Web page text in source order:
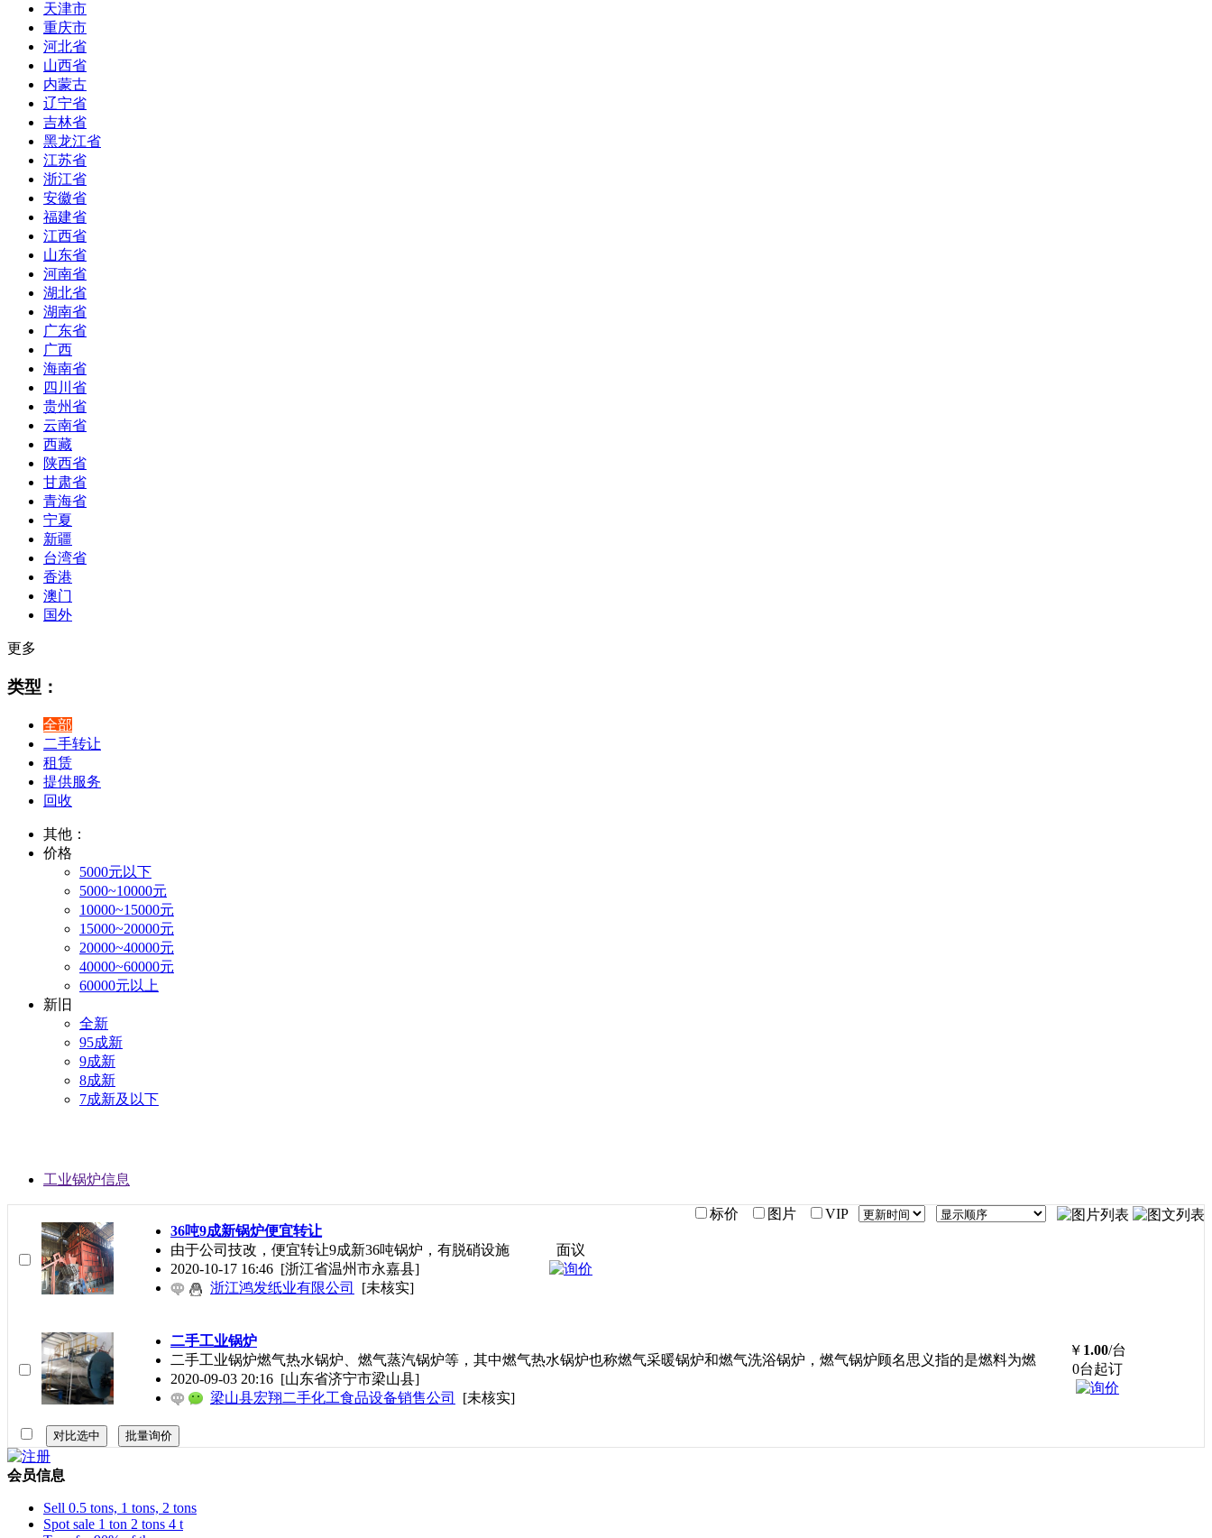
天津市
重庆市
河北省
山西省
内蒙古
辽宁省
吉林省
黑龙江省
江苏省
浙江省
安徽省
福建省
江西省
山东省
河南省
湖北省
湖南省
广东省
广西
海南省
四川省
贵州省
云南省
西藏
陕西省
甘肃省
青海省
宁夏
新疆
台湾省
香港
澳门
国外
更多
类型：
全部
二手转让
租赁
提供服务
回收
其他：
价格
5000元以下
5000~10000元
10000~15000元
15000~20000元
20000~40000元
40000~60000元
60000元以上
新旧
全新
95成新
9成新
8成新
7成新及以下
工业锅炉信息
标价 图片
VIP
36吨9成新锅炉便宜转让
由于公司技改，便宜转让9成新36吨锅炉，有脱硝设施
2020-10-17 16:46 [浙江省温州市永嘉县]
浙江鸿发纸业有限公司
[未核实]
面议
二手工业锅炉
二手工业锅炉燃气热水锅炉、燃气蒸汽锅炉等，其中燃气热水锅炉也称燃气采暖锅炉和燃气洗浴锅炉，燃气锅炉顾名思义指的是燃料为燃
2020-09-03 20:16 [山东省济宁市梁山县]
梁山县宏翔二手化工食品设备销售公司
[未核实]
￥ 1.00/台
0台起订
会员信息
Sell 0.5 tons, 1 tons, 2 tons
Spot sale 1 ton 2 tons 4 t